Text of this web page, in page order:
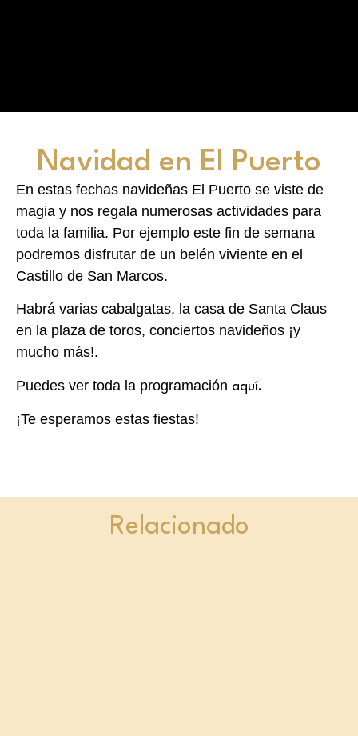
Navidad en El Puerto
En estas fechas navideñas El Puerto se viste de
magia y nos regala numerosas actividades para
toda la familia. Por ejemplo este fin de semana
podremos disfrutar de un belén viviente en el
Castillo de San Marcos.
Habrá varias cabalgatas, la casa de Santa Claus
en la plaza de toros, conciertos navideños ¡y
mucho más!.
Puedes ver toda la programación aquí.
¡Te esperamos estas fiestas!
Relacionado